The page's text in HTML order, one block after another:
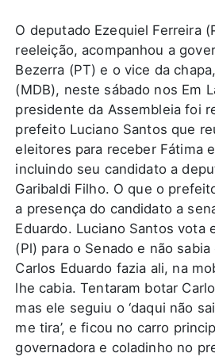
O deputado Ezequiel Ferreira
reeleição, acompanhou a
Bezerra (PT) e o vice da
(MDB), neste sábado nos Em
presidente da Assembleia foi
prefeito Luciano Santos que
eleitores para receber Fátima
incluindo seu candidato a
Garibaldi Filho. O que o
a presença do candidato a
Eduardo. Luciano Santos vota
(Pl) para o Senado e não
Carlos Eduardo fazia ali, na
lhe cabia.Tentaram botar
mas ele seguiu o ‘daqui não
me tira’, e ficou no carro
governadora e coladinho no